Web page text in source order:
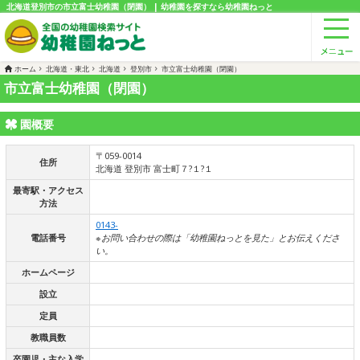
北海道登別市の市立富士幼稚園（閉園） | 幼稚園を探すなら幼稚園ねっと
ホーム 北海道・東北 北海道 登別市 市立富士幼稚園（閉園）
市立富士幼稚園（閉園）
園概要
住所
〒059-0014
北海道 登別市 富士町７?１?１
最寄駅・アクセス
方法
電話番号
0143-
※お問い合わせの際は「幼稚園ねっとを見た」とお伝えくださ
い。
ホームページ
設立
定員
教職員数